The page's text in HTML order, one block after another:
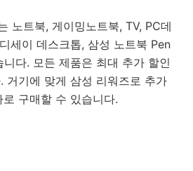
노트북, 게이밍노트북, TV, PC데
세이 데스크톱, 삼성 노트북 Pen
다. 모든 제품은 최대 추가 할인
거기에 맞게 삼성 리워즈로 추가
구매할 수 있습니다.